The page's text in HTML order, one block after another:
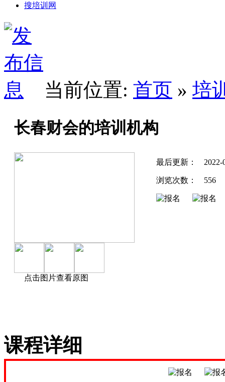
搜培训网
当前位置: 首页 » 培
长春财会的培训机构
点击图片查看原图
最后更新： 2022-
浏览次数： 556
课程详细